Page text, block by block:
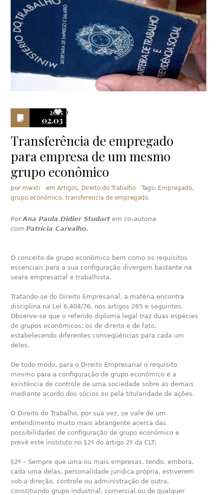
2015
02.03
0
Transferência de empregado
para empresa de um mesmo
grupo econômico
por mwxti emArtigos, Direito do Trabalho Tags: Empregado,
grupo econômico,transferencia de empregado
PorAna Paula Didier Studartem co-autoria
comPatrícia Carvalho.
O conceito de grupo econômico bem como os requisitos
essenciais para a sua configuração divergem bastante na
seara empresarial e trabalhista.
Tratando-se do Direito Empresarial, a matéria encontra
disciplina na Lei 6.404/76, nos artigos 265 e seguintes.
Observe-se que o referido diploma legal traz duas espécies
de grupos econômicos: os de direito e de fato,
estabelecendo diferentes conseqüências para cada um
deles.
De todo modo, para o Direito Empresarial o requisito
mínimo para a configuração de grupo econômico é a
existência de controle de uma sociedade sobre as demais
mediante acordo dos sócios ou pela titularidade de ações.
O Direito do Trabalho, por sua vez, se vale de um
entendimento muito mais abrangente acerca das
possibilidades de configuração de grupo econômico e
prevê este instituto no §2º do artigo 2º da CLT:
§2º – Sempre que uma ou mais empresas, tendo, embora,
cada uma delas, personalidade jurídica própria, estiverem
sob a direção, controle ou administração de outra,
constituindo grupo industrial, comercial ou de qualquer